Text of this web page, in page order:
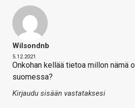
Wilsondnb
5.12.2021
Onkohan kellää tietoa millon nämä
suomessa?
Kirjaudu sisään vastataksesi